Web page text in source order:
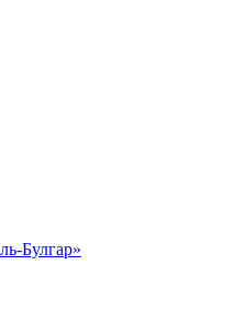
Булгар»